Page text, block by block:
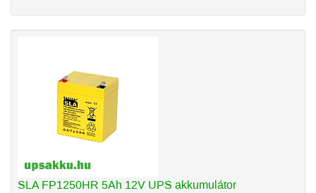
SLA FP1250HR 5Ah 12V UPS akkumulátor